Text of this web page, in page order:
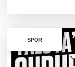
SPOR